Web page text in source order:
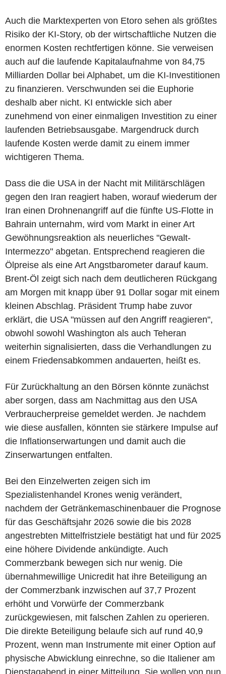
Auch die Marktexperten von Etoro sehen als größtes
Risiko der KI-Story, ob der wirtschaftliche Nutzen die
enormen Kosten rechtfertigen könne. Sie verweisen
auch auf die laufende Kapitalaufnahme von 84,75
Milliarden Dollar bei Alphabet, um die KI-Investitionen
zu finanzieren. Verschwunden sei die Euphorie
deshalb aber nicht. KI entwickle sich aber
zunehmend von einer einmaligen Investition zu einer
laufenden Betriebsausgabe. Margendruck durch
laufende Kosten werde damit zu einem immer
wichtigeren Thema.
Dass die die USA in der Nacht mit Militärschlägen
gegen den Iran reagiert haben, worauf wiederum der
Iran einen Drohnenangriff auf die fünfte US-Flotte in
Bahrain unternahm, wird vom Markt in einer Art
Gewöhnungsreaktion als neuerliches "Gewalt-
Intermezzo" abgetan. Entsprechend reagieren die
Ölpreise als eine Art Angstbarometer darauf kaum.
Brent-Öl zeigt sich nach dem deutlicheren Rückgang
am Morgen mit knapp über 91 Dollar sogar mit einem
kleinen Abschlag. Präsident Trump habe zuvor
erklärt, die USA "müssen auf den Angriff reagieren",
obwohl sowohl Washington als auch Teheran
weiterhin signalisierten, dass die Verhandlungen zu
einem Friedensabkommen andauerten, heißt es.
Für Zurückhaltung an den Börsen könnte zunächst
aber sorgen, dass am Nachmittag aus den USA
Verbraucherpreise gemeldet werden. Je nachdem
wie diese ausfallen, könnten sie stärkere Impulse auf
die Inflationserwartungen und damit auch die
Zinserwartungen entfalten.
Bei den Einzelwerten zeigen sich im
Spezialistenhandel Krones wenig verändert,
nachdem der Getränkemaschinenbauer die Prognose
für das Geschäftsjahr 2026 sowie die bis 2028
angestrebten Mittelfristziele bestätigt hat und für 2025
eine höhere Dividende ankündigte. Auch
Commerzbank bewegen sich nur wenig. Die
übernahmewillige Unicredit hat ihre Beteiligung an
der Commerzbank inzwischen auf 37,7 Prozent
erhöht und Vorwürfe der Commerzbank
zurückgewiesen, mit falschen Zahlen zu operieren.
Die direkte Beteiligung belaufe sich auf rund 40,9
Prozent, wenn man Instrumente mit einer Option auf
physische Abwicklung einrechne, so die Italiener am
Dienstagabend in einer Mitteilung. Sie wollen von nun